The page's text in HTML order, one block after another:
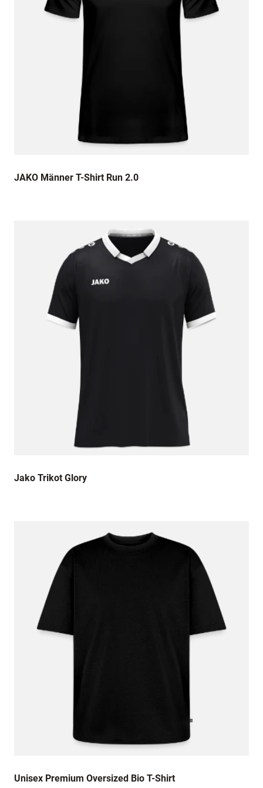
12. Mai 2026
Passt perfekt, gute Qulität,
JAKO Männer T-Shirt Run 2.0
Jako Trikot Glory
Unisex Premium Oversized Bio T-Shirt